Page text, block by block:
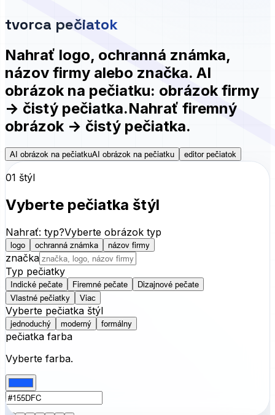
tvorca pečiatok
Nahrať logo, ochranná známka,
názov firmy alebo značka. AI
obrázok na pečiatku: obrázok firmy
→ čistý pečiatka.Nahrať firemný
obrázok → čistý pečiatka.
AI obrázok na pečiatkuAI obrázok na pečiatku editor pečiatok
01 štýl
Vyberte pečiatka štýl
Nahrať: typ?Vyberte obrázok typ
logo ochranná známka názov firmy
značka
Typ pečiatky
Indické pečate Firemné pečate
Dizajnové pečate
Vlastné pečiatky
Viac
Vyberte pečiatka štýl
jednoduchý moderný formálny
pečiatka farba
Vyberte farba.